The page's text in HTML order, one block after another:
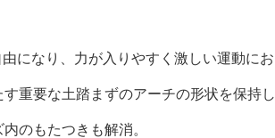
になり、力が入りやすく激しい運動にお
重要な土踏まずのアーチの形状を保持
のもたつきも解消。